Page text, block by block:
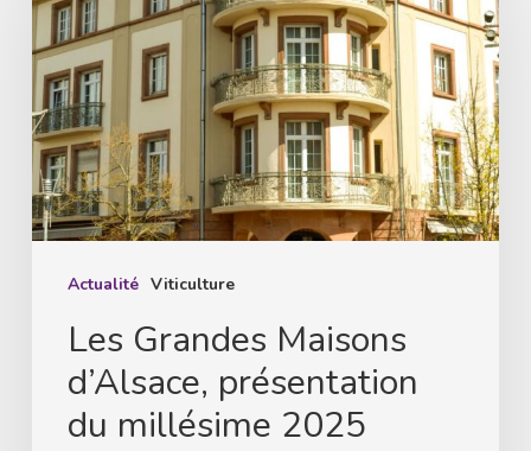
Actualité Viticulture
Maisons
d’Alsace,
présentation
du
millésime
2025
Les Grandes Maisons
d’Alsace, présentation
du millésime 2025